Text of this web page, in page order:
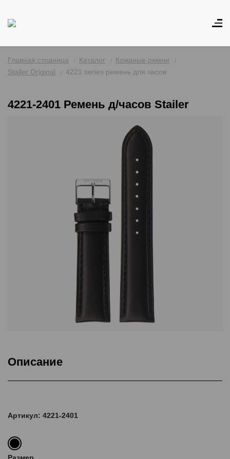
Главная страница Каталог
Кожаные ремни
Stailer Original
4221 series ремень для часов
4221-2401 Ремень д/часов Stailer
Описание
Артикул: 4221-2401